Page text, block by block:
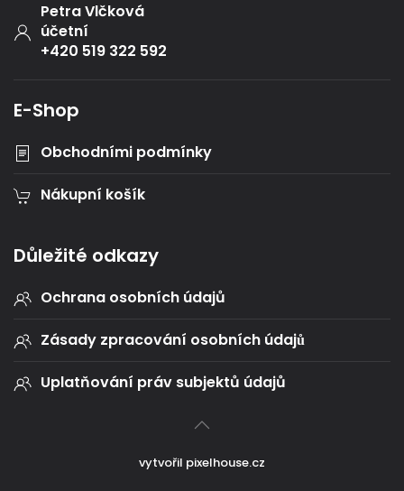
Petra Vlčková
účetní
+420 519 322 592
E-Shop
Obchodními podmínky
Nákupní košík
Důležité odkazy
Ochrana osobních údajů
Zásady zpracování osobních údajů
Uplatňování práv subjektů údajů
vytvořil pixelhouse.cz